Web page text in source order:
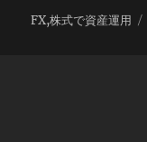
FX,株式で資産運用